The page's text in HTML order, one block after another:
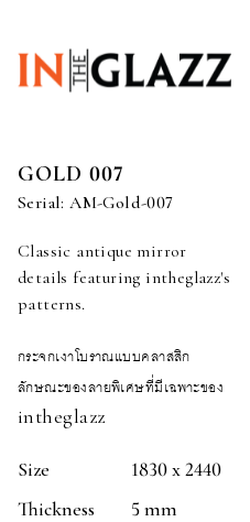
GOLD 007
Serial:AM-Gold-007
Classic antique mirror
details featuring intheglazz's
patterns.
กระจกเงาโบราณแบบคลาสสิก
ลักษณะของลายพิเศษที่มีเฉพาะของ
intheglazz
Size
1830 x 2440
Thickness
5 mm